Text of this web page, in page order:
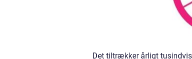
Det tiltrækker årligt